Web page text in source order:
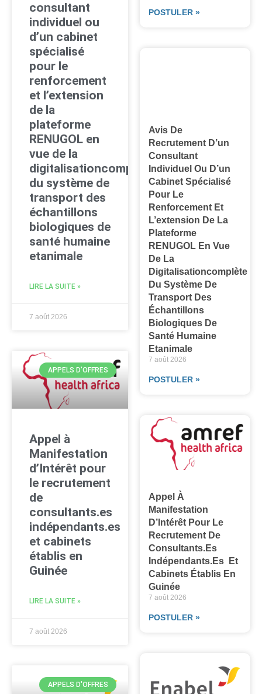
consultant
individuel ou
d’un cabinet
spécialisé
pour le
renforcement
et l’extension
de la
plateforme
RENUGOL en
vue de la
digitalisationcomplète
du système de
transport des
échantillons
biologiques de
santé humaine
etanimale
LIRE LA SUITE »
7 août 2026
APPELS D'OFFRES
Appel à
Manifestation
d’Intérêt pour
le recrutement
de
consultants.es
indépendants.es
et cabinets
établis en
Guinée
LIRE LA SUITE »
7 août 2026
APPELS D'OFFRES
POSTULER »
Avis De
Recrutement D’un
Consultant
Individuel Ou D’un
Cabinet Spécialisé
Pour Le
Renforcement Et
L’extension De La
Plateforme
RENUGOL En Vue
De La
Digitalisationcomplète
Du Système De
Transport Des
Échantillons
Biologiques De
Santé Humaine
Etanimale
7 août 2026
POSTULER »
Appel À
Manifestation
D’Intérêt Pour Le
Recrutement De
Consultants.es
Indépendants.es Et
Cabinets Établis En
Guinée
7 août 2026
POSTULER »